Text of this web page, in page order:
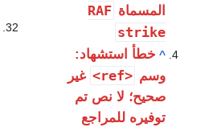
المسماة RAF
strike
^ خطأ استشهاد:
وسم <ref>
غير
صحيح؛ لا نص تم
توفيره للمراجع